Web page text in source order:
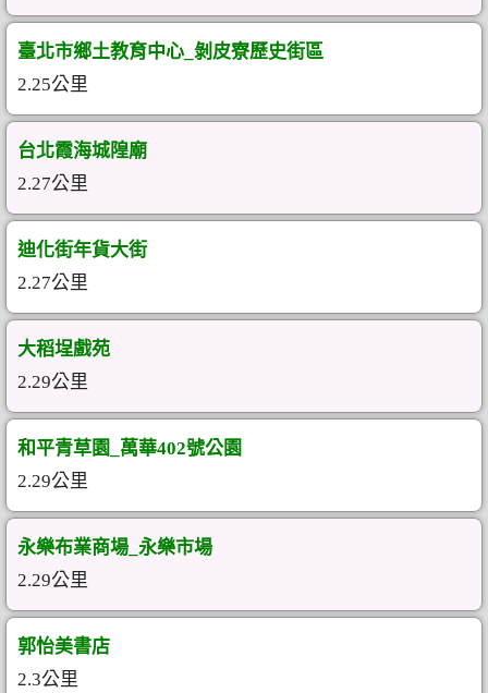
臺北市鄉土教育中心_剝皮寮歷史街區
2.25公里
台北霞海城隍廟
2.27公里
迪化街年貨大街
2.27公里
大稻埕戲苑
2.29公里
和平青草園_萬華402號公園
2.29公里
永樂布業商場_永樂市場
2.29公里
郭怡美書店
2.3公里